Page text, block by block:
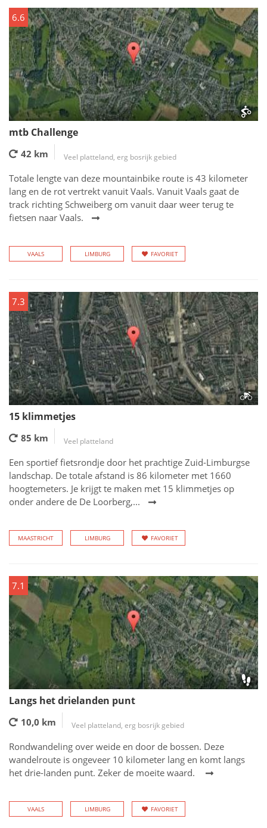
6.6
mtb Challenge
42 km Veel platteland, erg bosrijk gebied
Totale lengte van deze mountainbike route is 43 kilometer
lang en de rot vertrekt vanuit Vaals. Vanuit Vaals gaat de
track richting Schweiberg om vanuit daar weer terug te
fietsen naar Vaals.
VAALS LIMBURG FAVORIET
7.3
15 klimmetjes
85 km Veel platteland
Een sportief fietsrondje door het prachtige Zuid-Limburgse
landschap. De totale afstand is 86 kilometer met 1660
hoogtemeters. Je krijgt te maken met 15 klimmetjes op
onder andere de De Loorberg,...
MAASTRICHT LIMBURG FAVORIET
7.1
Langs het drielanden punt
10,0 km Veel platteland, erg bosrijk gebied
Rondwandeling over weide en door de bossen. Deze
wandelroute is ongeveer 10 kilometer lang en komt langs
het drie-landen punt. Zeker de moeite waard.
VAALS LIMBURG FAVORIET